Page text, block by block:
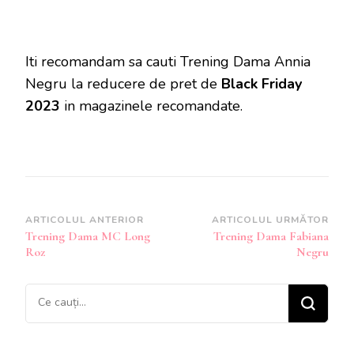
Iti recomandam sa cauti Trening Dama Annia
Negru la reducere de pret de Black Friday
2023 in magazinele recomandate.
Navigare
în
ARTICOLUL ANTERIOR
Trening Dama MC Long
Roz
ARTICOLUL URMĂTOR
Trening Dama Fabiana
Negru
Cauți
ceva?